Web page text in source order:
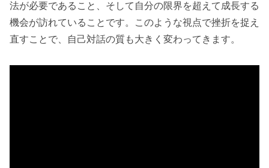
法が必要であること、そして自分の限界を超えて成長する
機会が訪れていることです。このような視点で挫折を捉え
直すことで、自己対話の質も大きく変わってきます。